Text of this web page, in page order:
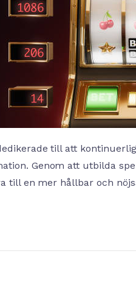
till att
Genom att utbilda
till en mer hållbar och